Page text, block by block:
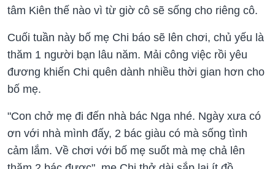
tâm Kiên thế nào vì từ giờ cô sẽ sống cho riêng cô.
Cuối tuần này bố mẹ Chi báo sẽ lên chơi, chủ yếu là
thăm 1 người bạn lâu năm. Mải công việc rồi yêu
đương khiến Chi quên dành nhiều thời gian hơn cho
bố mẹ.
"Con chở mẹ đi đến nhà bác Nga nhé. Ngày xưa có
ơn với nhà mình đấy, 2 bác giàu có mà sống tình
cảm lắm. Về chơi với bố mẹ suốt mà mẹ chả lên